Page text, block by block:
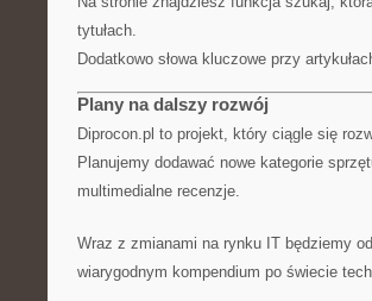
tytułach.
Dodatkowo słowa kluczowe przy
Plany na dalszy rozwój
Diprocon.pl to projekt, który ciągle się
Planujemy dodawać nowe kategorie
multimedialne recenzje.
Wraz z zmianami na rynku IT będziemy
wiarygodnym kompendium po świecie